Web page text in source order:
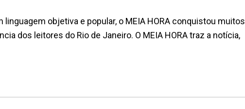
linguagem objetiva e popular, o MEIA HORA conquistou muitos
dos leitores do Rio de Janeiro. O MEIA HORA traz a notícia,